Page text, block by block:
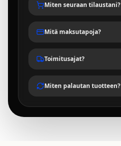
Miten seuraan tilaustani?
Mitä maksutapoja?
Toimitusajat?
Miten palautan tuotteen?